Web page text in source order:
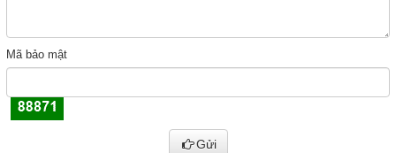
Mã bảo mật
Gửi